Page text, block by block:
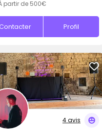
partir de 500€
Profil
4 avis